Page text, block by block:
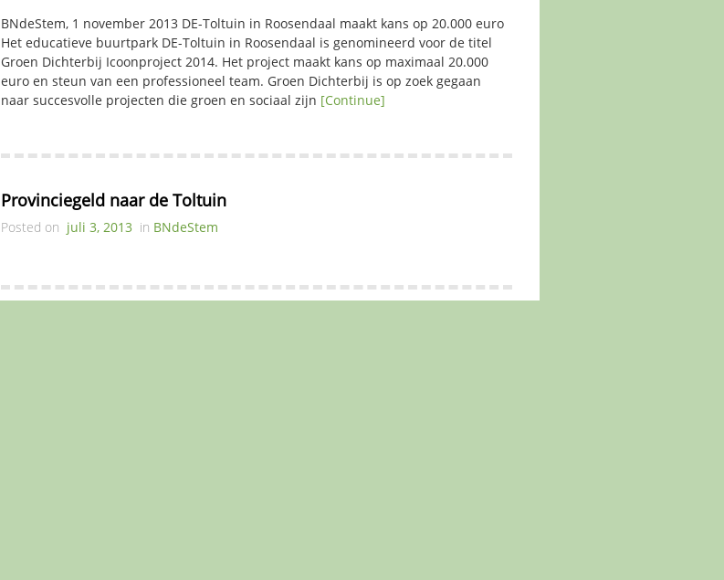
BNdeStem, 1 november 2013 DE-Toltuin in Roosendaal maakt kans op 20.000 euro
Het educatieve buurtpark DE-Toltuin in Roosendaal is genomineerd voor de titel
Groen Dichterbij Icoonproject 2014. Het project maakt kans op maximaal 20.000
euro en steun van een professioneel team. Groen Dichterbij is op zoek gegaan
naar succesvolle projecten die groen en sociaal zijn [Continue]
Provinciegeld naar de Toltuin
Posted on juli 3, 2013 in BNdeStem